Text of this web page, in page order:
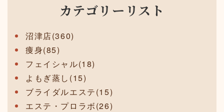
カテゴリーリスト
沼津店(360)
痩身(85)
フェイシャル(18)
よもぎ蒸し(15)
ブライダルエステ(15)
エステ・プロラボ(26)